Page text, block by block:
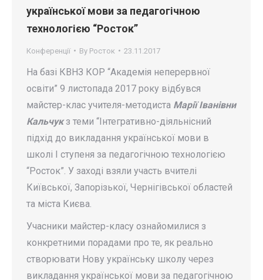
української мови за педагогічною
технологією “Росток”
Конференції By Росток 23.11.2017
На базі КВНЗ КОР “Академія неперервної
освіти” 9 листопада 2017 року відбувся
майстер-клас учителя-методиста Марії Іванівни
Кальчукз теми “Інтегративно-діяльнісний
підхід до викладання української мови в
школі І ступеня за педагогічною технологією
“Росток”. У заході взяли участь вчителі
Київської, Запорізької, Чернігівської областей
та міста Києва.
Учасники майстер-класу ознайомилися з
конкретними порадами про те, як реально
створювати Нову українську школу через
викладання української мови за педагогічною